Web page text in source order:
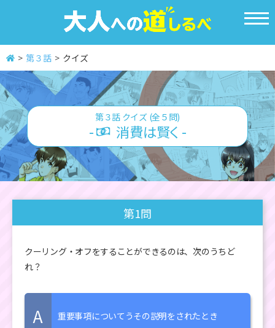
メ
ニ
開
く
第３話 クイズ
第３話 クイズ (全５問)
- 消費は賢く -
第1問
クーリング・オフをすることができるのは、次のうちど
れ？
A 重要事項についてうその説明をされたとき